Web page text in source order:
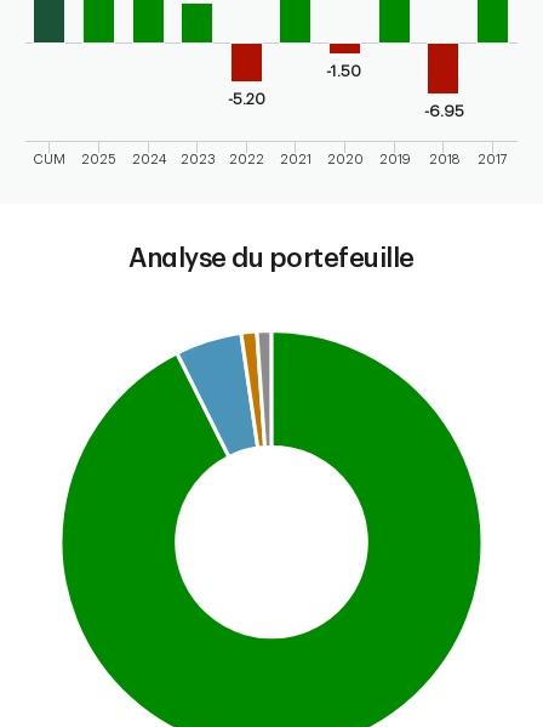
-5.20
-1.50
-6.95
CUM 2025 2024 2023 2022 2021 2020 2019 2018 2017
Analyse du portefeuille
Pie chart with 4 slices.
This is a portfolio analysis pie chart